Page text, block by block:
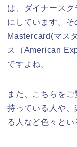
は、ダイナース
にしています。
Mastercard(マス
ス（American
ですよね。
また、こちらを
持っている人や
る人など色々とい